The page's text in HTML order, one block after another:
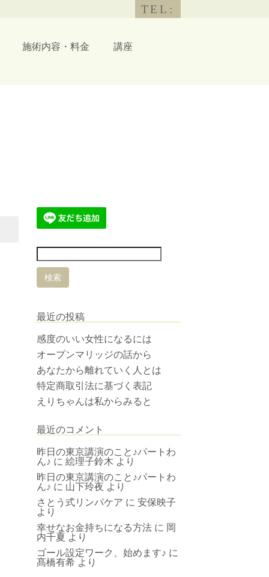
TEL:
施術内容・料金 講座
最近の投稿
感度のいい女性になるには
オープンマリッジの話から
あなたから離れていく人とは
特定商取引法に基づく表記
えりちゃんは私からみると
最近のコメント
昨日の東京講演のこと♪パートわ
ん♪ に 絵理子鈴木 より
昨日の東京講演のこと♪パートわ
ん♪ に 山下玲夜 より
さとう式リンパケア に 安保映子
より
幸せなお金持ちになる方法 に 岡
内千夏 より
ゴール設定ワーク、始めます♪ に
髙橋有希 より